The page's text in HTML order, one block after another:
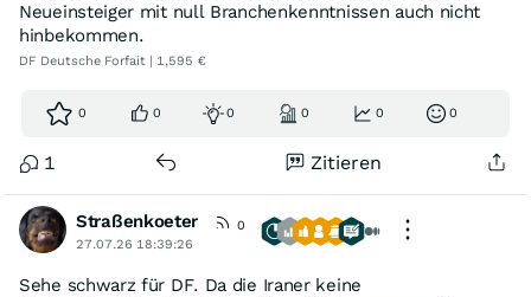
Neueinsteiger mit null Branchenkenntnissen auch nicht
hinbekommen.
DF Deutsche Forfait | 1,595 €
0 0 0 0 0 0
1 Zitieren
Straßenkoeter
0
27.07.26 18:39:26
Sehe schwarz für DF. Da die Iraner keine